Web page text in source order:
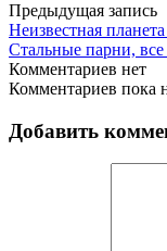
Предыдущая запись
Неизвестная
Стальные парни,
Комментариев нет
Комментариев пока
Добавить